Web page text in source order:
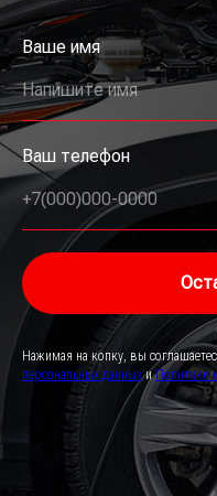
Ваше имя
Напишите имя
Ваш телефон
+7(000)000-0000
Нажимая на копку, вы
персональных данныхиПолитики